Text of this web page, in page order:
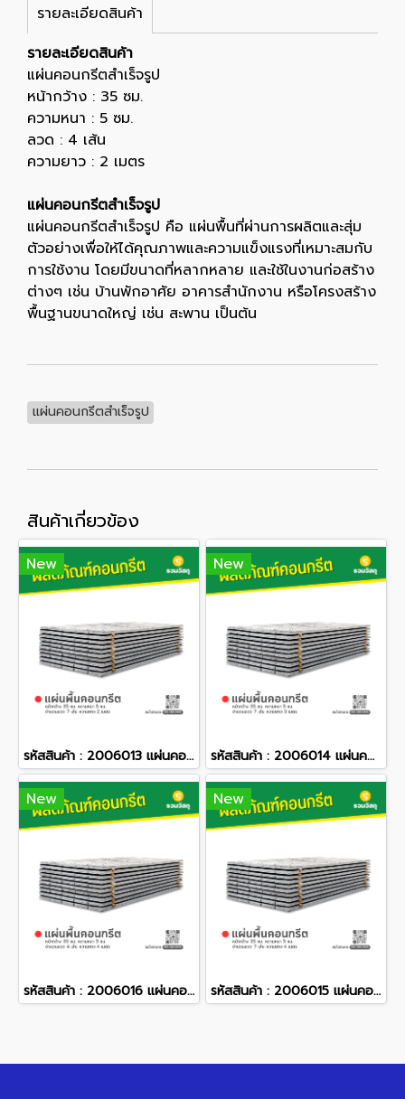
รายละเอียดสินค้า
รายละเอียดสินค้า
แผ่นคอนกรีตสำเร็จรูป
หน้ากว้าง : 35 ซม.
ความหนา : 5 ซม.
ลวด : 4 เส้น
ความยาว : 2 เมตร
แผ่นคอนกรีตสำเร็จรูป
แผ่นคอนกรีตสำเร็จรูป คือ แผ่นพื้นที่ผ่านการผลิตและสุ่ม
ตัวอย่างเพื่อให้ได้คุณภาพและความแข็งแรงที่เหมาะสมกับ
การใช้งาน โดยมีขนาดที่หลากหลาย และใช้ในงานก่อสร้าง
ต่างๆ เช่น บ้านพักอาศัย อาคารสำนักงาน หรือโครงสร้าง
พื้นฐานขนาดใหญ่ เช่น สะพาน เป็นต้น
แผ่นคอนกรีตสำเร็จรูป
สินค้าเกี่ยวข้อง
New
รหัสสินค้า : 2006013 แผ่นคอนกรีตสำเร็จรูป หน้ากว้าง 35 ซม. ความหนา 5 ซม. จำนวนลวด 7 เส้น ความยาว 2 เมตร
New
รหัสสินค้า : 2006014 แผ่นคอนกรีตสำเร็จรูป หน้ากว้าง 35 ซม. ความหนา 5 ซม. จำนวนลวด 7 เส้น ความยาว 3 เมตร
New
รหัสสินค้า : 2006016 แผ่นคอนกรีตสำเร็จรูป หน้ากว้าง 35 ซม. ความหนา 5 ซม. จำนวนลวด 4 เส้น ความยาว 4 เมตร
New
รหัสสินค้า : 2006015 แผ่นคอนกรีตสำเร็จรูป หน้ากว้าง 35 ซม. ความหนา 5 ซม. จำนวนลวด 7 เส้น ความยาว 4 เมตร